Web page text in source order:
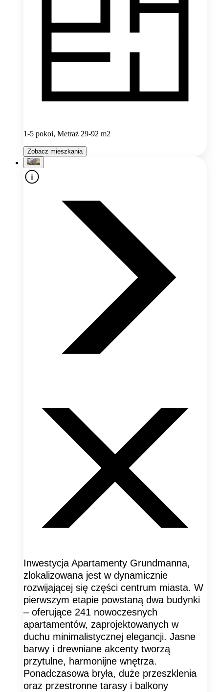
1-5 pokoi, Metraż 29-92 m2
Zobacz mieszkania
Inwestycja Apartamenty Grundmanna,
zlokalizowana jest w dynamicznie
rozwijającej się części centrum miasta. W
pierwszym etapie powstaną dwa budynki
– oferujące 241 nowoczesnych
apartamentów, zaprojektowanych w
duchu minimalistycznej elegancji. Jasne
barwy i drewniane akcenty tworzą
przytulne, harmonijne wnętrza.
Ponadczasowa bryła, duże przeszklenia
oraz przestronne tarasy i balkony